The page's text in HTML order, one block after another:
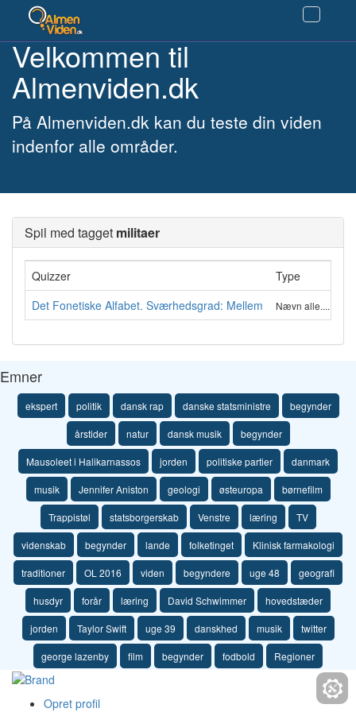
Velkommen til
Almenviden.dk
På Almenviden.dk kan du teste din viden
indenfor alle områder.
Spil med tagget militaer
Quizzer Type
Det Fonetiske Alfabet. Sværhedsgrad: Mellem
Nævn alle.....
Emner
ekspert politik dansk rap danske statsministre begynder
årstider natur dansk musik begynder
Mausoleet i Halikarnassos jorden politiske partier danmark
musik Jennifer Aniston geologi østeuropa børnefilm
Trappistøl statsborgerskab Venstre læring TV
videnskab begynder lande folketinget Klinisk farmakologi
traditioner OL 2016 viden begyndere uge 48 geografi
husdyr forår læring David Schwimmer hovedstæder
jorden Taylor Swift uge 39 danskhed musik twitter
george lazenby film begynder fodbold Regioner
Opret profil